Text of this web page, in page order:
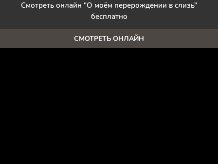
Смотреть онлайн "О моём перерождении в слизь"
бесплатно
СМОТРЕТЬ ОНЛАЙН